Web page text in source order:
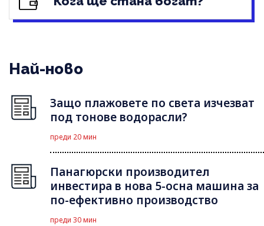
Най-ново
Защо плажовете по света изчезват
под тонове водорасли?
преди 20 мин
Панагюрски производител
инвестира в нова 5-осна машина за
по-ефективно производство
преди 30 мин